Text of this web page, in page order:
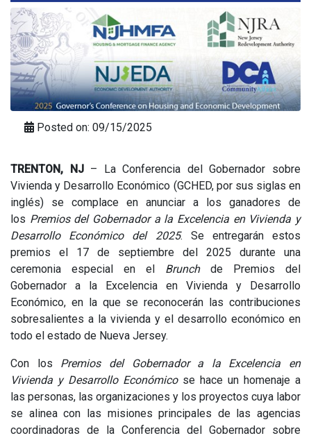
Posted on: 09/15/2025
TRENTON, NJ – La Conferencia del Gobernador sobre
Vivienda y Desarrollo Económico (GCHED, por sus siglas en
inglés) se complace en anunciar a los ganadores de
los Premios del Gobernador a la Excelencia en Vivienda y
Desarrollo Económico del 2025. Se entregarán estos
premios el 17 de septiembre del 2025 durante una
ceremonia especial en el Brunchde Premios del
Gobernador a la Excelencia en Vivienda y Desarrollo
Económico, en la que se reconocerán las contribuciones
sobresalientes a la vivienda y el desarrollo económico en
todo el estado de Nueva Jersey.
Con los Premios del Gobernador a la Excelencia en
Vivienda y Desarrollo Económicose hace un homenaje a
las personas, las organizaciones y los proyectos cuya labor
se alinea con las misiones principales de las agencias
coordinadoras de la Conferencia del Gobernador sobre